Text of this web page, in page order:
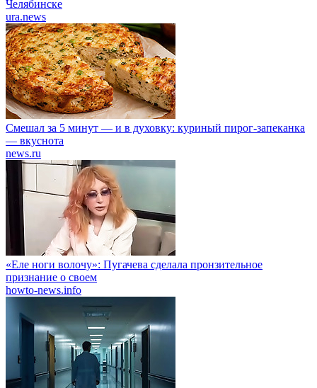
Челябинске
ura.news
Смешал за 5 минут — и в духовку: куриный пирог-запеканка
— вкуснота
news.ru
«Еле ноги волочу»: Пугачева сделала пронзительное
признание о своем
howto-news.info